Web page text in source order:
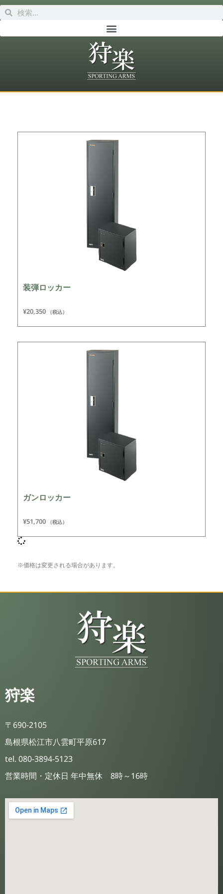
装弾ロッカー
¥20,350 （税込）
ガンロッカー
¥51,700 （税込）
※価格は変更される場合があります。
狩楽
〒690-2105
島根県松江市八雲町平原617
tel. 080-3894-5123
営業時間・定休日 年中無休 8時～16時